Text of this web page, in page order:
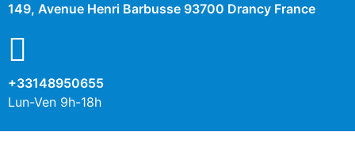
149, Avenue Henri Barbusse 93700 Drancy France
+33148950655
Lun-Ven 9h-18h